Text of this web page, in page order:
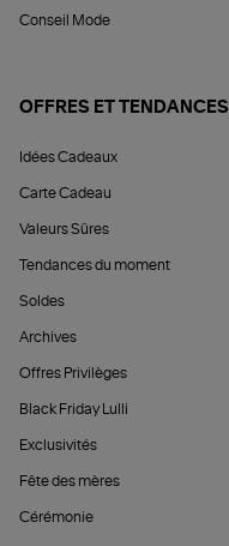
Conseil Mode
OFFRES ET TENDANCES
Idées Cadeaux
Carte Cadeau
Valeurs Sûres
Tendances du moment
Soldes
Archives
Offres Privilèges
Black Friday Lulli
Exclusivités
Fête des mères
Cérémonie